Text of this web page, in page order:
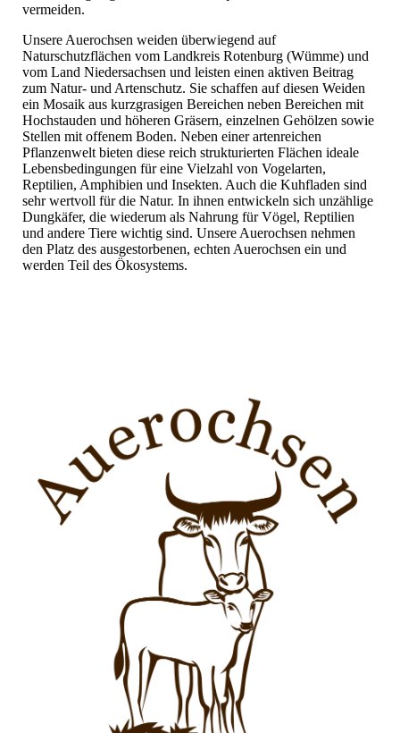
vermeiden.
Unsere Auerochsen weiden überwiegend auf
Naturschutzflächen vom Landkreis Rotenburg (Wümme) und
vom Land Niedersachsen und leisten einen aktiven Beitrag
zum Natur- und Artenschutz. Sie schaffen auf diesen Weiden
ein Mosaik aus kurzgrasigen Bereichen neben Bereichen mit
Hochstauden und höheren Gräsern, einzelnen Gehölzen sowie
Stellen mit offenem Boden. Neben einer artenreichen
Pflanzenwelt bieten diese reich strukturierten Flächen ideale
Lebensbedingungen für eine Vielzahl von Vogelarten,
Reptilien, Amphibien und Insekten. Auch die Kuhfladen sind
sehr wertvoll für die Natur. In ihnen entwickeln sich unzählige
Dungkäfer, die wiederum als Nahrung für Vögel, Reptilien
und andere Tiere wichtig sind. Unsere Auerochsen nehmen
den Platz des ausgestorbenen, echten Auerochsen ein und
werden Teil des Ökosystems.